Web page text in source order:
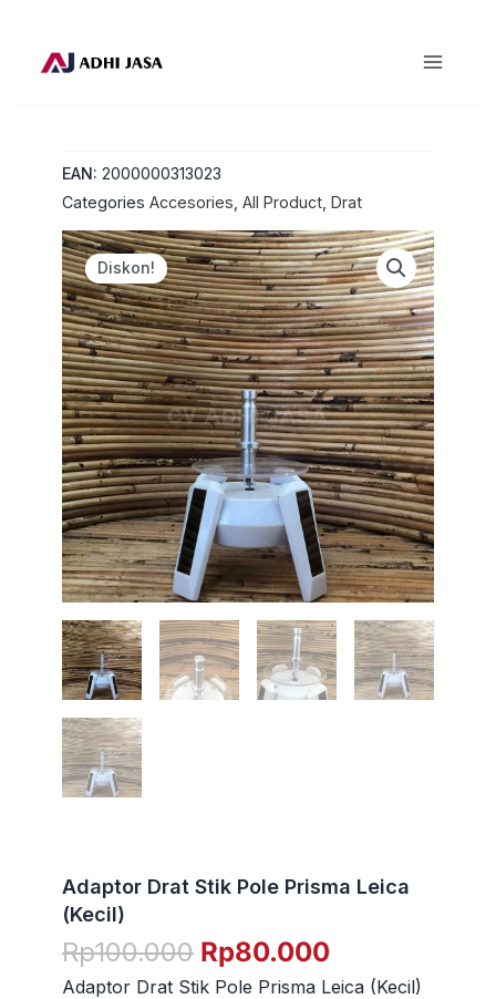
EAN: 2000000313023
Categories Accesories All Product Drat
Diskon!
Adaptor Drat Stik Pole Prisma Leica
(Kecil)
Rp100.000 Harga
aslinya
Rp80.000
saat
Adaptor Drat Stik Pole Prisma Leica (Kecil)